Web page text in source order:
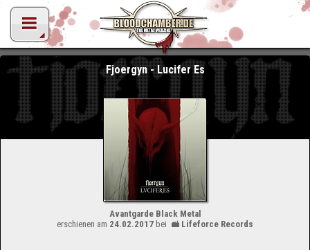
Fjoergyn - Lucifer Es
Avantgarde Black Metal
erschienen am 24.02.2017bei Lifeforce Records